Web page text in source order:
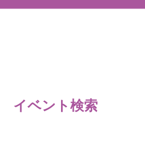
イベント検索